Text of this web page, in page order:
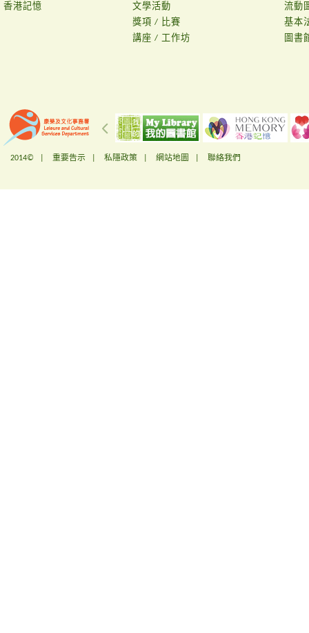
香港記憶
文學活動
獎項 / 比賽
講座 / 工作坊
流動
基本
圖書
2014© | 重要告示 私隱政策 網站地圖 聯絡我們